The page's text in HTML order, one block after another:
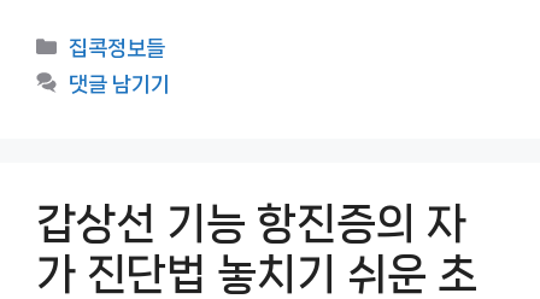
카
테
집콕정보들
댓글 남기기
갑상선 기능 항진증의 자
가 진단법 놓치기 쉬운 초